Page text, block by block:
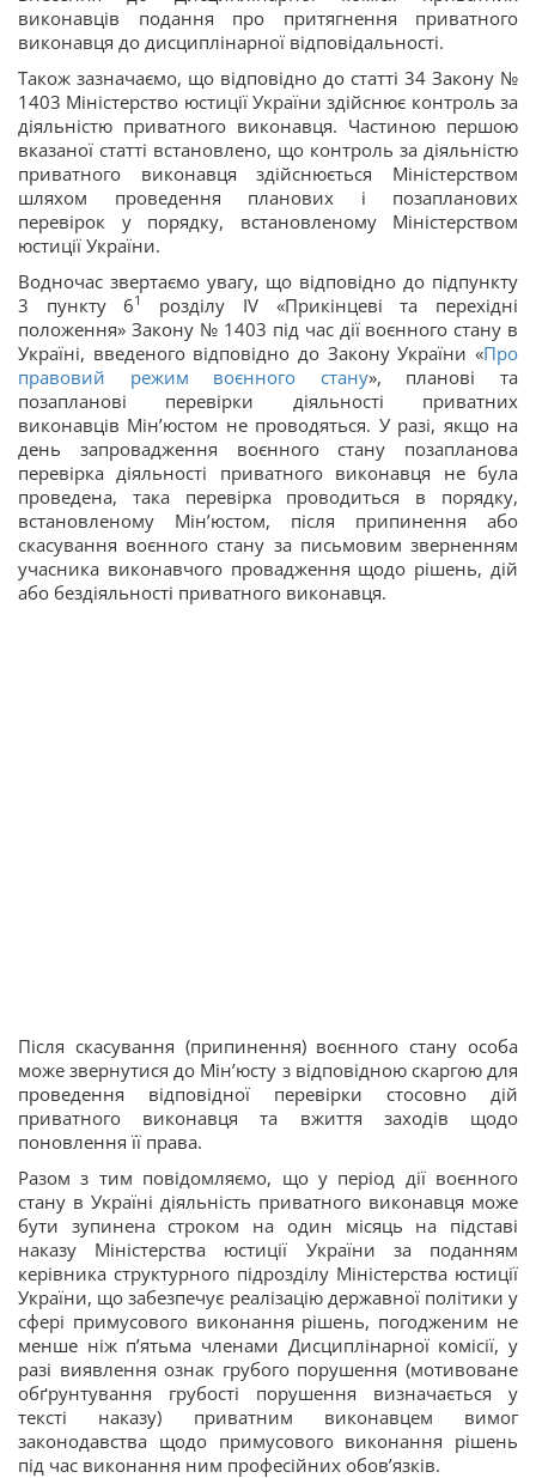
виконавців подання про притягнення приватного
виконавця до дисциплінарної відповідальності.
Також зазначаємо, що відповідно до статті 34 Закону №
1403 Міністерство юстиції України здійснює контроль за
діяльністю приватного виконавця. Частиною першою
вказаної статті встановлено, що контроль за діяльністю
приватного виконавця здійснюється Міністерством
шляхом проведення планових і позапланових
перевірок у порядку, встановленому Міністерством
юстиції України.
Водночас звертаємо увагу, що відповідно до підпункту
3 пункту 61
розділу IV «Прикінцеві та перехідні
положення» Закону № 1403 під час дії воєнного стану в
Україні, введеного відповідно до Закону України «Про
правовий режим воєнного стану», планові та
позапланові перевірки діяльності приватних
виконавців Мін’юстом не проводяться. У разі, якщо на
день запровадження воєнного стану позапланова
перевірка діяльності приватного виконавця не була
проведена, така перевірка проводиться в порядку,
встановленому Мін’юстом, після припинення або
скасування воєнного стану за письмовим зверненням
учасника виконавчого провадження щодо рішень, дій
або бездіяльності приватного виконавця.
Після скасування (припинення) воєнного стану особа
може звернутися до Мін’юсту з відповідною скаргою для
проведення відповідної перевірки стосовно дій
приватного виконавця та вжиття заходів щодо
поновлення її права.
Разом з тим повідомляємо, що у період дії воєнного
стану в Україні діяльність приватного виконавця може
бути зупинена строком на один місяць на підставі
наказу Міністерства юстиції України за поданням
керівника структурного підрозділу Міністерства юстиції
України, що забезпечує реалізацію державної політики у
сфері примусового виконання рішень, погодженим не
менше ніж п’ятьма членами Дисциплінарної комісії, у
разі виявлення ознак грубого порушення (мотивоване
обґрунтування грубості порушення визначається у
тексті наказу) приватним виконавцем вимог
законодавства щодо примусового виконання рішень
під час виконання ним професійних обов’язків.